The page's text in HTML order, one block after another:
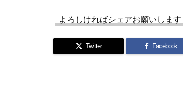
よろしければシェアお願いします
Twitter Facebook